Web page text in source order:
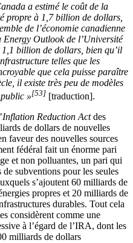
a estimé le coût de la
propre à 1,7 billion de dollars,
de l’économie canadienne
Outlook de l’Université
billion de dollars, bien qu’il
telles que les
que cela puisse paraître
il existe très peu de modèles
»[53] [traduction].
Inflation Reduction Actdes
de dollars de nouvelles
faveur des nouvelles sources
fédéral fait un énorme pari
et non polluantes, un pari qui
subventions pour les seules
s’ajoutent 60 milliards de
propres et 20 milliards de
durables. Tout cela
considèrent comme une
à l’égard de l’IRA, dont les
milliards de dollars